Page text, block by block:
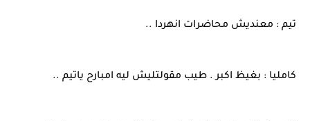
تيم : معنديش محاضرات انهردا ..
كامليا : بغيظ اكبر . طيب مقولتليش ليه امبارح ياتيم ..